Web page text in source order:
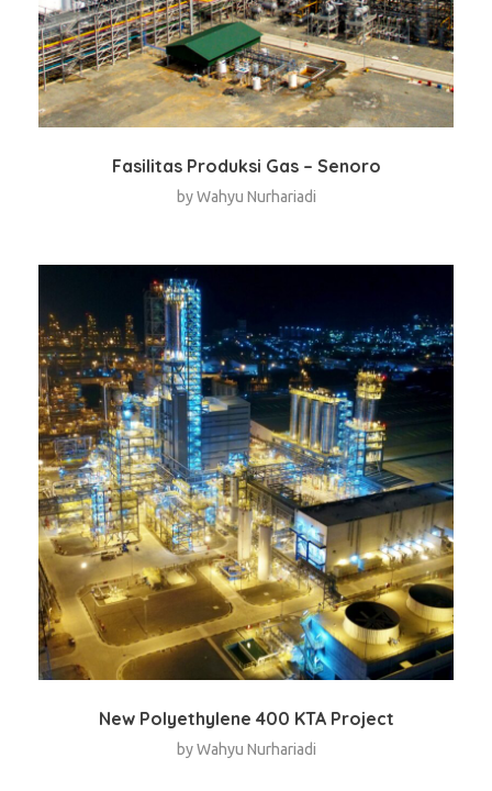
Fasilitas Produksi Gas – Senoro
by Wahyu Nurhariadi
New Polyethylene 400 KTA Project
by Wahyu Nurhariadi